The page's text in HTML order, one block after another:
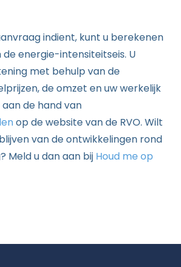
indient, kunt u berekenen
energie-intensiteitseis. U
met behulp van de
de omzet en uw werkelijk
de hand van
op de website van de RVO. Wilt
van de ontwikkelingen rond
Meld u dan aan bij Houd me op